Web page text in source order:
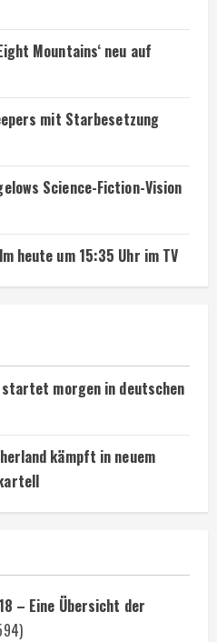
Mountains‘ neu auf
mit Starbesetzung
Science-Fiction-Vision
heute um 15:35 Uhr im TV
startet morgen in deutschen
kämpft in neuem
– Eine Übersicht der